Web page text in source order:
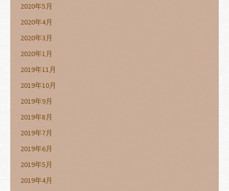
2020年5月
2020年4月
2020年3月
2020年1月
2019年11月
2019年10月
2019年9月
2019年8月
2019年7月
2019年6月
2019年5月
2019年4月